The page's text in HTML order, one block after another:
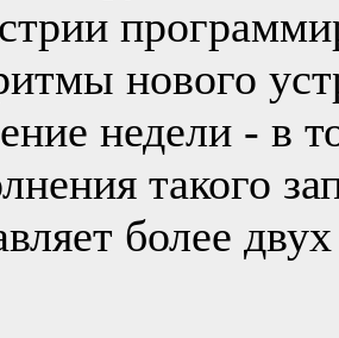
нового
недели - в
такого
более